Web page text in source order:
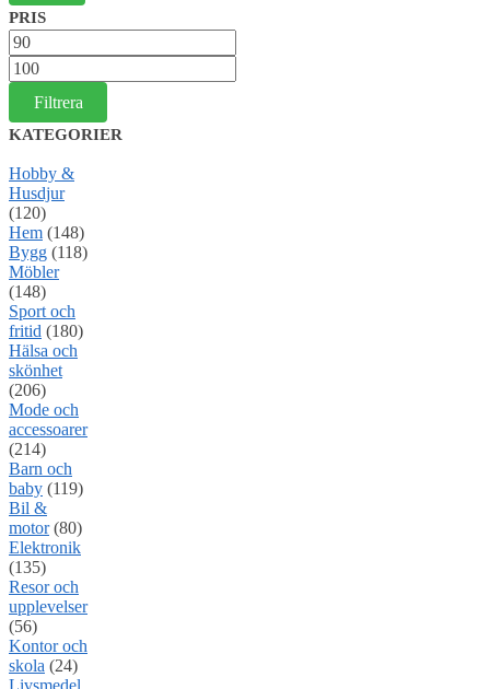
PRIS
Min
pris
Max
pris
Filtrera
KATEGORIER
Hobby &
Husdjur
(120)
Hem (148)
Bygg (118)
Möbler
(148)
Sport och
fritid (180)
Hälsa och
skönhet
(206)
Mode och
accessoarer
(214)
Barn och
baby (119)
Bil &
motor (80)
Elektronik
(135)
Resor och
upplevelser
(56)
Kontor och
skola (24)